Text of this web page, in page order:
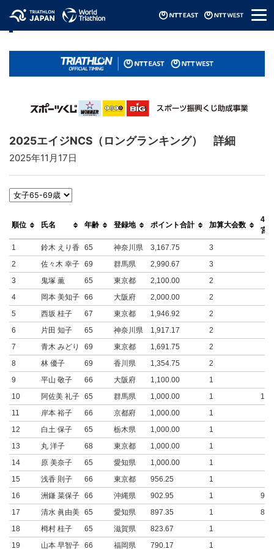
メ
ニ
ー
リザルト / Results
2025エイジNCS（ロングランキング） 詳細
2025年11月17日
順位 氏名 年齢 登録地 ポイント合計 加算大会数
4/
宮
1
鈴木 えり香 65 神奈川県 3,167.75
3
2
佐々木 幸子 69 群馬県 2,990.67
3
3
鬼塚 薫 65 東京都 2,100.00
2
4
岡本 美知子 66 大阪府 2,000.00
2
5
西坂 桂子 67 東京都 1,946.92
2
6
片田 知子 65 神奈川県 1,917.17
2
7
青木 みどり 69 東京都 1,691.75
2
8
林 優子 69 香川県 1,354.75
2
9
平山 敬子 66 大阪府 1,100.00
1
10
阿佐美 礼子 65 群馬県 1,000.00 1
11
岸本 裕子 66 京都府 1,000.00
1
12
白土 保子 65 栃木県 1,000.00
1
13
丸 洋子 68 東京都 1,000.00
1
14
原 美奈子 65 愛知県 1,000.00
1
15
浅香 則子 66 東京都 956.25
1
16
洲鎌 菜保子 66 沖縄県 902.95 1
17
清水 眞由美 65 愛知県 897.35 1
18
栂村 桂子 65 滋賀県 823.67
1
19
山本 早智子 66 福岡県 790.17 1